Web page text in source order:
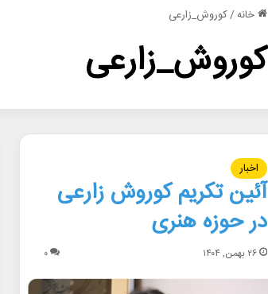
خانه/کوروش_زارعی
کوروش_زارعی
اخبار
آئین تکریم کوروش زارعی
در حوزه هنری
۲۶ بهمن, ۱۴۰۴ ۰